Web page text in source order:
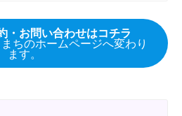
・お問い合わせはコチラ
ちのホームページへ変わり
ます。